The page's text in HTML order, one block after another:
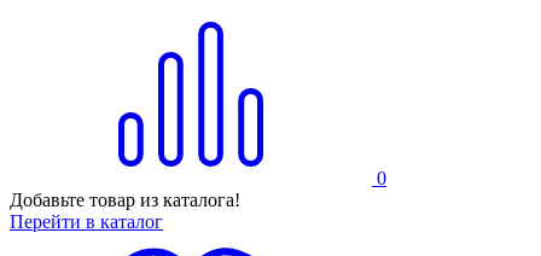
0
Добавьте товар из каталога!
Перейти в каталог